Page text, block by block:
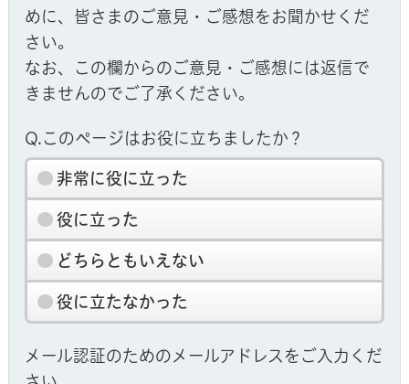
めに、皆さまのご意見・ご感想をお聞かせくだ
さい。
なお、この欄からのご意見・ご感想には返信で
きませんのでご了承ください。
Q.このページはお役に立ちましたか？
非常に役に立った
役に立った
どちらともいえない
役に立たなかった
メール認証のためのメールアドレスをご入力くだ